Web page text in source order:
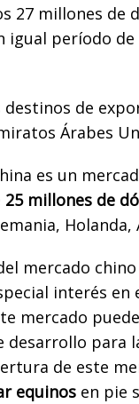
27 millones de
igual período de
de
Árabes
es un
25 millones de
mercado
interés en
mercado
desarrollo para
de este
equinos en pie